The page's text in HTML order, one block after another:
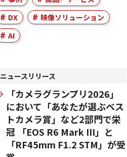
DX
映像ソリューション
AI
ニュースリリース
「カメラグランプリ2026」
において「あなたが選ぶベス
トカメラ賞」など2部門で栄
冠 「EOS R6 Mark III」と
「RF45mm F1.2 STM」が受